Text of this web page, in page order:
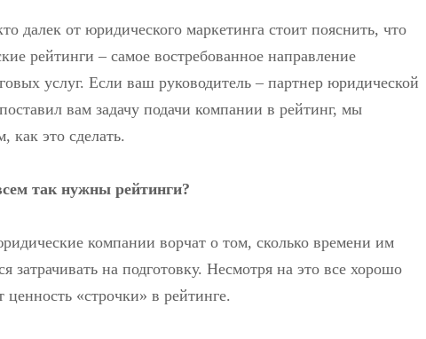
далек от юридического маркетинга стоит пояснить, что
рейтинги – самое востребованное направление
услуг. Если ваш руководитель – партнер юридической
вам задачу подачи компании в рейтинг, мы
как это сделать.
так нужны рейтинги?
компании ворчат о том, сколько времени им
затрачивать на подготовку. Несмотря на это все хорошо
«строчки» в рейтинге.